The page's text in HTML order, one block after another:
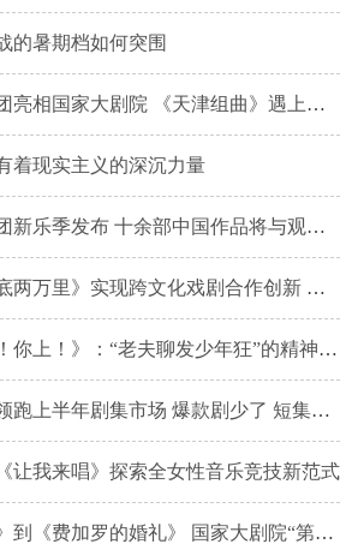
的暑期档如何突围
国家大剧院 《天津组曲》遇上精彩《波莱罗》
着现实主义的深沉力量
发布 十余部中国作品将与观众见面 3套作品为世界首演
现跨文化戏剧合作创新 中法艺术家用“黑光魔法”复活海底奇观
上！》：“老夫聊发少年狂”的精神狂欢
上半年剧集市场 爆款剧少了 短集数剧或迎风口
让我来唱》探索全女性音乐竞技新范式
罗的婚礼》 国家大剧院“第二现场”重新定义艺术传播的边界